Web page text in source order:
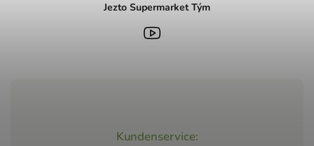
Kundenservice:
Jezto Supermarket Tým